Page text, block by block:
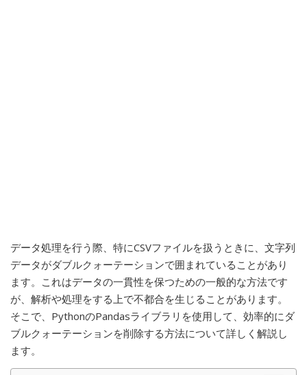
データ処理を行う際、特にCSVファイルを扱うときに、文字列
データがダブルクォーテーションで囲まれていることがあり
ます。これはデータの一貫性を保つための一般的な方法です
が、解析や処理をする上で不都合を生じることがあります。
そこで、PythonのPandasライブラリを使用して、効率的にダ
ブルクォーテーションを削除する方法について詳しく解説し
ます。